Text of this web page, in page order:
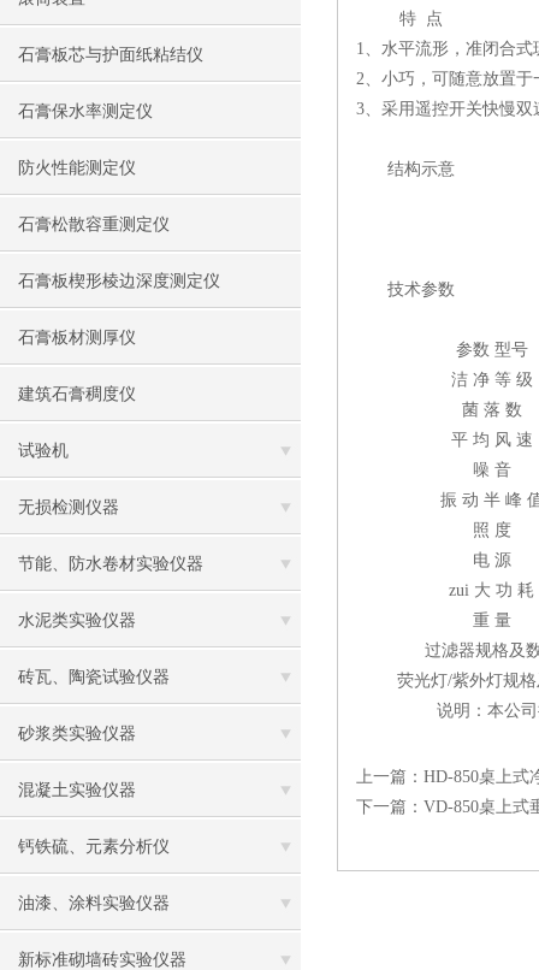
石膏板芯与护面纸粘结仪
石膏保水率测定仪
防火性能测定仪
石膏松散容重测定仪
石膏板楔形棱边深度测定仪
石膏板材测厚仪
建筑石膏稠度仪
试验机
无损检测仪器
节能、防水卷材实验仪器
水泥类实验仪器
砖瓦、陶瓷试验仪器
砂浆类实验仪器
混凝土实验仪器
钙铁硫、元素分析仪
油漆、涂料实验仪器
新标准砌墙砖实验仪器
特 点
1、水平流形，准闭合
2、小巧，可随意放置
3、采用遥控开关快慢
结构示意
技术参数
参数 型号
洁 净 等 级
菌 落 数
平 均 风 速
噪 音
振 动 半 峰
照 度
电 源
zui 大 功 耗
重 量
过滤器规格及
荧光灯/紫外灯规
说明：本公
上一篇： HD-850桌上式
下一篇： VD-850桌上式